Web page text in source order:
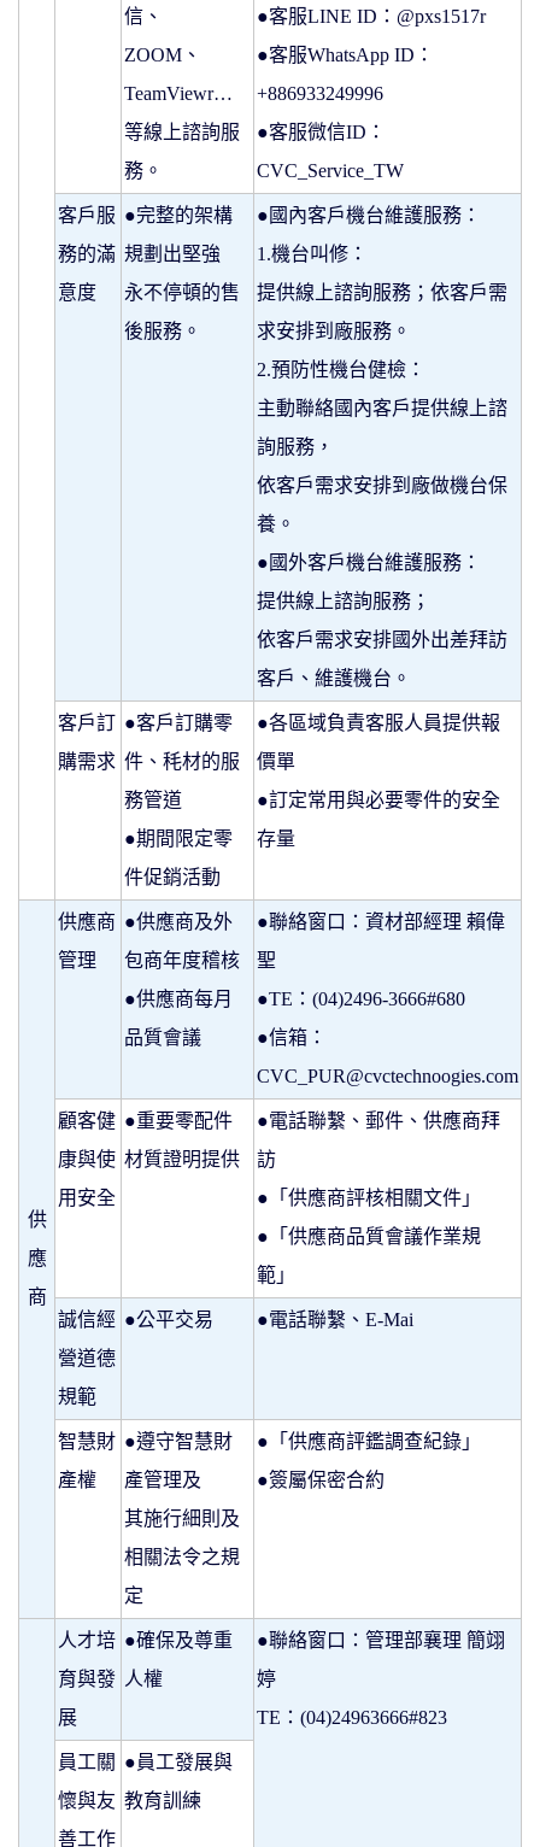
信、
ZOOM、
TeamViewr…
等線上諮詢服
務。
●客服LINE ID：@pxs1517r
●客服WhatsApp ID：
+886933249996
●客服微信ID：
CVC_Service_TW
客戶服
務的滿
意度
●完整的架構
規劃出堅強
永不停頓的售
後服務。
●國內客戶機台維護服務：
1.機台叫修：
提供線上諮詢服務；依客戶需
求安排到廠服務。
2.預防性機台健檢：
主動聯絡國內客戶提供線上諮
詢服務，
依客戶需求安排到廠做機台保
養。
●國外客戶機台維護服務：
提供線上諮詢服務；
依客戶需求安排國外出差拜訪
客戶、維護機台。
客戶訂
購需求
●客戶訂購零
件、秏材的服
務管道
●期間限定零
件促銷活動
●各區域負責客服人員提供報
價單
●訂定常用與必要零件的安全
存量
供
應
商
供應商
管理
●供應商及外
包商年度稽核
●供應商每月
品質會議
●聯絡窗口：資材部經理 賴偉
聖
●TE：(04)2496-3666#680
●信箱：
CVC_PUR@cvctechnoogies.com
顧客健
康與使
用安全
●重要零配件
材質證明提供
●電話聯繫、郵件、供應商拜
訪
●「供應商評核相關文件」
●「供應商品質會議作業規
範」
誠信經
營道德
規範
●公平交易 ●電話聯繫、E-Mai
智慧財
產權
●遵守智慧財
產管理及
其施行細則及
相關法令之規
定
●「供應商評鑑調查紀錄」
●簽屬保密合約
人才培
育與發
展
●確保及尊重
人權
●聯絡窗口：管理部襄理 簡翊
婷
TE：(04)24963666#823
員工關
懷與友
善工作
●員工發展與
教育訓練